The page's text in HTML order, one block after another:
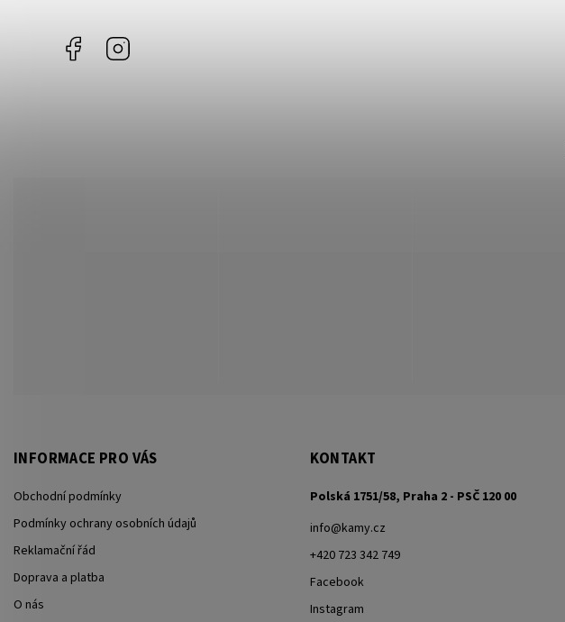
Facebook
INFORMACE PRO VÁS
Obchodní podmínky
Podmínky ochrany osobních údajů
Reklamační řád
Doprava a platba
O nás
KONTAKT
Polská 1751/58, Praha 2 - PSČ 120 00
info@kamy.cz
+420 723 342 749
Facebook
Instagram